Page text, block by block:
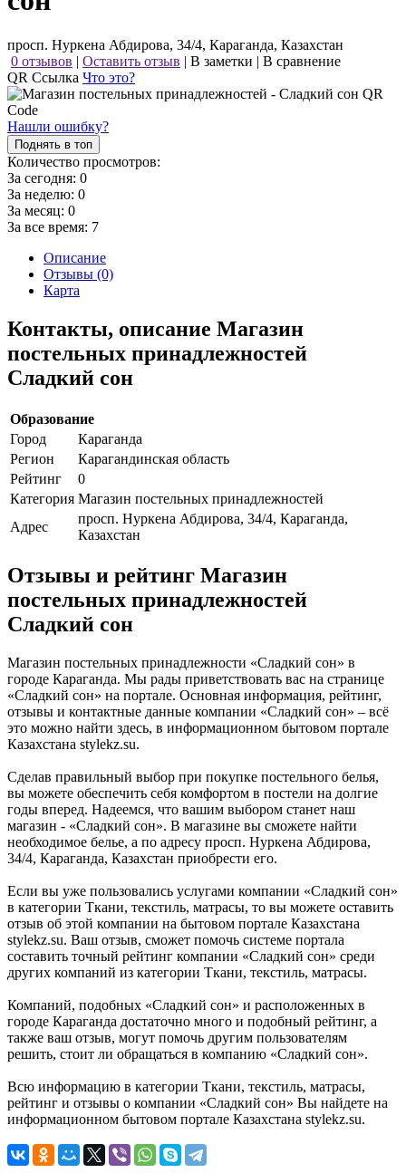
просп. Нуркена Абдирова, 34/4, Караганда, Казахстан
0 отзывов | Оставить отзыв | В заметки | В сравнение
QR Ссылка Что это?
Нашли ошибку?
Поднять в топ
Количество просмотров:
За сегодня: 0
За неделю: 0
За месяц: 0
За все время: 7
Описание
Отзывы (0)
Карта
Контакты, описание Магазин
постельных принадлежностей
Сладкий сон
Образование
Город
Караганда
Регион
Карагандинская область
Рейтинг
0
Категория Магазин постельных принадлежностей
Адрес
просп. Нуркена Абдирова, 34/4, Караганда,
Казахстан
Отзывы и рейтинг Магазин
постельных принадлежностей
Сладкий сон
Магазин постельных принадлежности «Сладкий сон» в
городе Караганда. Мы рады приветствовать вас на странице
«Сладкий сон» на портале. Основная информация, рейтинг,
отзывы и контактные данные компании «Сладкий сон» – всё
это можно найти здесь, в информационном бытовом портале
Казахстана stylekz.su.
Сделав правильный выбор при покупке постельного белья,
вы можете обеспечить себя комфортом в постели на долгие
годы вперед. Надеемся, что вашим выбором станет наш
магазин - «Сладкий сон». В магазине вы сможете найти
необходимое белье, а по адресу просп. Нуркена Абдирова,
34/4, Караганда, Казахстан приобрести его.
Если вы уже пользовались услугами компании «Сладкий сон»
в категории Ткани, текстиль, матрасы, то вы можете оставить
отзыв об этой компании на бытовом портале Казахстана
stylekz.su. Ваш отзыв, сможет помочь системе портала
составить точный рейтинг компании «Сладкий сон» среди
других компаний из категории Ткани, текстиль, матрасы.
Компаний, подобных «Сладкий сон» и расположенных в
городе Караганда достаточно много и подобный рейтинг, а
также ваш отзыв, могут помочь другим пользователям
решить, стоит ли обращаться в компанию «Сладкий сон».
Всю информацию в категории Ткани, текстиль, матрасы,
рейтинг и отзывы о компании «Сладкий сон» Вы найдете на
информационном бытовом портале Казахстана stylekz.su.